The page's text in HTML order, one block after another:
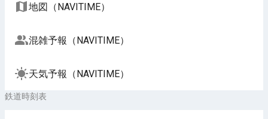
地図（NAVITIME）
混雑予報（NAVITIME）
天気予報（NAVITIME）
鉄道時刻表